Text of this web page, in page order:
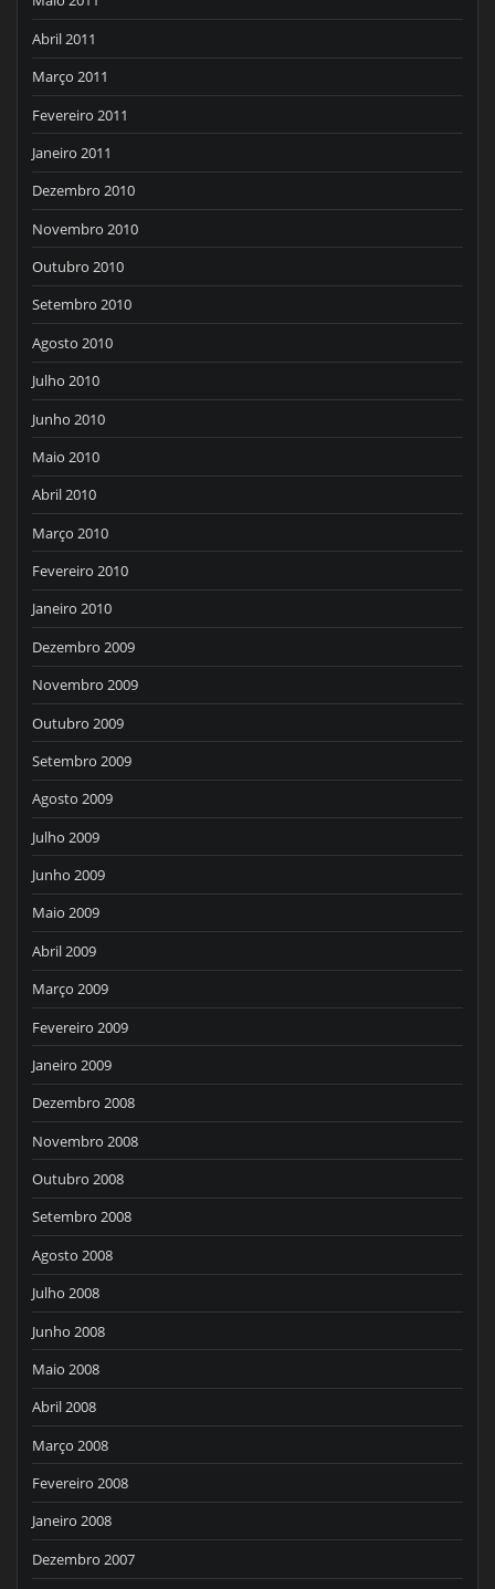
Abril 2011
Março 2011
Fevereiro 2011
Janeiro 2011
Dezembro 2010
Novembro 2010
Outubro 2010
Setembro 2010
Agosto 2010
Julho 2010
Junho 2010
Maio 2010
Abril 2010
Março 2010
Fevereiro 2010
Janeiro 2010
Dezembro 2009
Novembro 2009
Outubro 2009
Setembro 2009
Agosto 2009
Julho 2009
Junho 2009
Maio 2009
Abril 2009
Março 2009
Fevereiro 2009
Janeiro 2009
Dezembro 2008
Novembro 2008
Outubro 2008
Setembro 2008
Agosto 2008
Julho 2008
Junho 2008
Maio 2008
Abril 2008
Março 2008
Fevereiro 2008
Janeiro 2008
Dezembro 2007